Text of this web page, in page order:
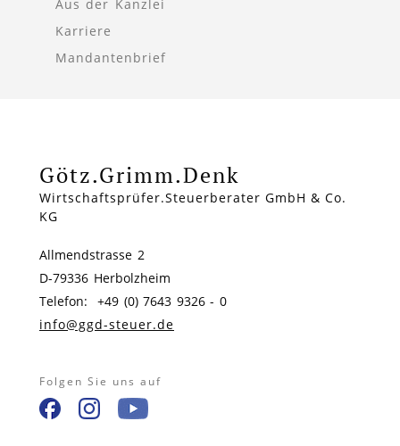
Aus der Kanzlei
Karriere
Mandantenbrief
Götz.Grimm.Denk
Wirtschaftsprüfer.Steuerberater GmbH & Co.
KG
Allmendstrasse 2
D-79336 Herbolzheim
Telefon: +49 (0) 7643 9326 - 0
info@ggd-steuer.de
Folgen Sie uns auf